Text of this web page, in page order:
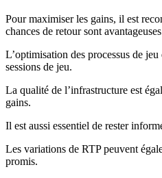
Pour maximiser les gains, il est
chances de retour sont
L’optimisation des processus de
sessions de jeu.
La qualité de l’infrastructure est
gains.
Il est aussi essentiel de rester
Les variations de RTP peuvent
promis.